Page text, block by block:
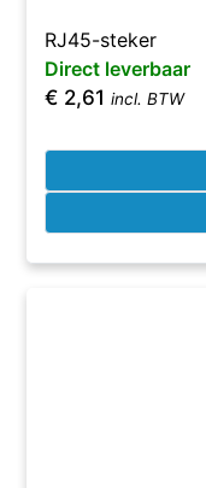
RJ45-steker
Direct leverbaar
€ 2,61 incl. BTW